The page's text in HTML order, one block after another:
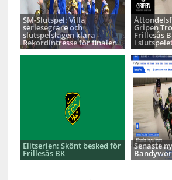
SM-Slutspel: Villa
seriesegrare och
slutspelslagen klara -
Rekordintresse för finalen
Gripen
Frillesås
i
Elitserien: Skönt besked för
Frillesås BK
Senaste